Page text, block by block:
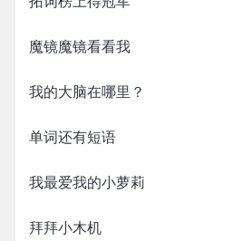
魔镜魔镜看看我
我的大脑在哪里？
单词还有短语
我最爱我的小萝莉
拜拜小木机